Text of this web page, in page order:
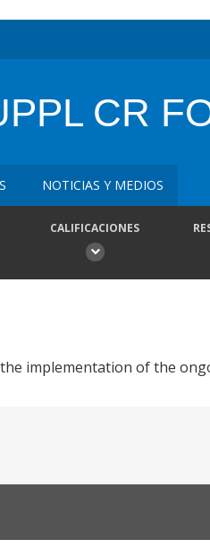
CR
NOTICIAS Y MEDIOS
CALIFICACIONES
implementation of the